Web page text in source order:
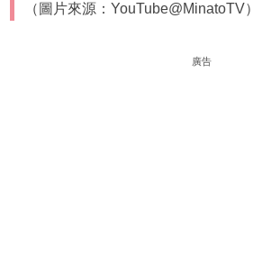
（圖片來源：YouTube@MinatoTV）
廣告